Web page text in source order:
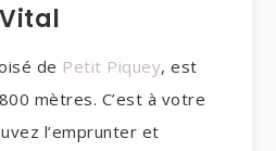
de Petit Piquey, est
mètres. C’est à votre
l’emprunter et